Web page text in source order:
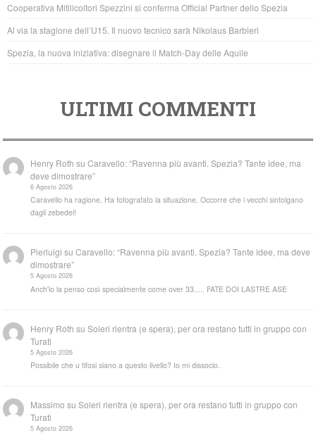
k
Cooperativa Mitilicoltori Spezzini si conferma Official Partner dello Spezia
Al via la stagione dell’U15. Il nuovo tecnico sarà Nikolaus Barbieri
Spezia, la nuova iniziativa: disegnare il Match-Day delle Aquile
ULTIMI COMMENTI
Henry Roth suCaravello: “Ravenna più avanti. Spezia? Tante idee, ma
deve dimostrare”
6 Agosto 2026
Caravello ha ragione. Ha fotografato la situazione. Occorre che i vecchi sintolgano
dagli zebedei!
Pierluigi suCaravello: “Ravenna più avanti. Spezia? Tante idee, ma deve
dimostrare”
5 Agosto 2026
Anch'io la penso così specialmente come over 33..... FATE DOI LASTRE ASE
Henry Roth suSoleri rientra (e spera), per ora restano tutti in gruppo con
Turati
5 Agosto 2026
Possibile che u tifosi siano a questo livello? Io mi dissocio.
Massimo suSoleri rientra (e spera), per ora restano tutti in gruppo con
Turati
5 Agosto 2026